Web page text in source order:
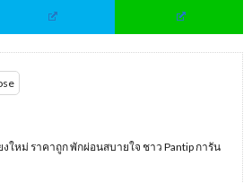
ใหม่ ราคาถูก พักผ่อนสบายใจ ชาว Pantip การัน